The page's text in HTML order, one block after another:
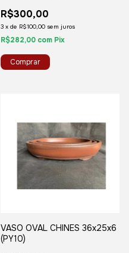
R$300,00
3 x de R$100,00 sem juros
R$282,00 com Pix
VASO OVAL CHINES 36x25x6
(PY10)